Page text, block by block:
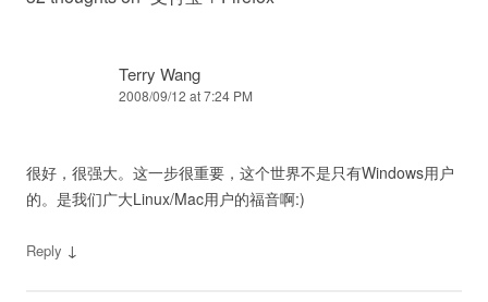
Terry Wang
2008/09/12 at 7:24 PM
很好，很强大。这一步很重要，这个世界不是只有Windows用户
的。是我们广大Linux/Mac用户的福音啊:)
Reply ↓